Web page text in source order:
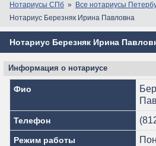
Нотариусы СПб
Все нотариусы
Нотариус Березняк Ирина Павловна
Нотариус Березняк Ирина
Информация о нотариусе
Фио
Телефон
Режим работы